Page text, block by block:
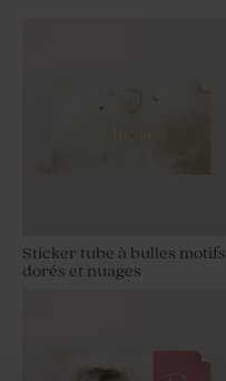
Sticker tube à bulles motifs
dorés et nuages